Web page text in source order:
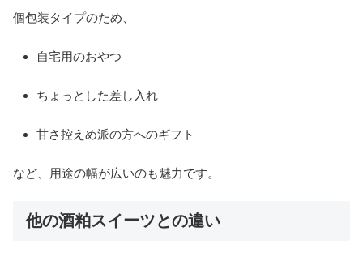
個包装タイプのため、
自宅用のおやつ
ちょっとした差し入れ
甘さ控えめ派の方へのギフト
など、用途の幅が広いのも魅力です。
他の酒粕スイーツとの違い